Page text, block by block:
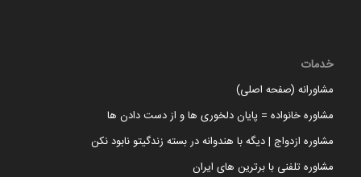
خدمات
مشاورانه (صفحه اصلی)
مشاوره خانواده = پایان دلخوری ها و از دست دادن ها
مشاوره ازدواج | دیگه با هندوانه در بسته زندگیتو نابود نکن
مشاوره تلفنی با برترین های ایران